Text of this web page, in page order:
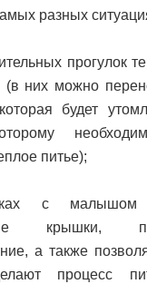
разных
прогулок
них можно
будет
питье);
с малышом
крышки,
а также
процесс